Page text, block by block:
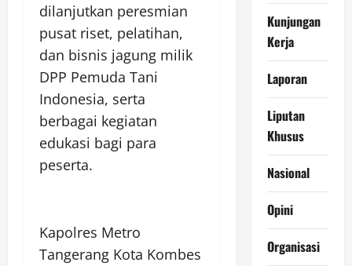
dilanjutkan peresmian
pusat riset, pelatihan,
dan bisnis jagung milik
DPP Pemuda Tani
Indonesia, serta
berbagai kegiatan
edukasi bagi para
peserta.
Kapolres Metro
Tangerang Kota Kombes
Kunjungan
Kerja
Laporan
Liputan
Khusus
Nasional
Opini
Organisasi